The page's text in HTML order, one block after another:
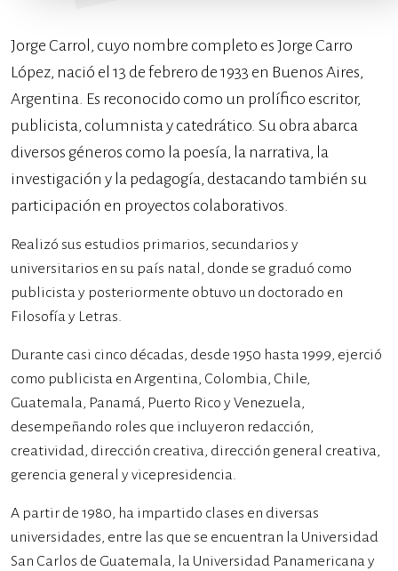
Jorge Carrol, cuyo nombre completo es Jorge Carro
López, nació el 13 de febrero de 1933 en Buenos Aires,
Argentina. Es reconocido como un prolífico escritor,
publicista, columnista y catedrático. Su obra abarca
diversos géneros como la poesía, la narrativa, la
investigación y la pedagogía, destacando también su
participación en proyectos colaborativos.
Realizó sus estudios primarios, secundarios y
universitarios en su país natal, donde se graduó como
publicista y posteriormente obtuvo un doctorado en
Filosofía y Letras.
Durante casi cinco décadas, desde 1950 hasta 1999, ejerció
como publicista en Argentina, Colombia, Chile,
Guatemala, Panamá, Puerto Rico y Venezuela,
desempeñando roles que incluyeron redacción,
creatividad, dirección creativa, dirección general creativa,
gerencia general y vicepresidencia.
A partir de 1980, ha impartido clases en diversas
universidades, entre las que se encuentran la Universidad
San Carlos de Guatemala, la Universidad Panamericana y